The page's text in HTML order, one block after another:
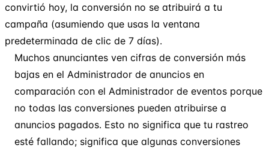
convirtió hoy, la conversión no se atribuirá a tu
campaña (asumiendo que usas la ventana
predeterminada de clic de 7 días).
Muchos anunciantes ven cifras de conversión más
bajas en el Administrador de anuncios en
comparación con el Administrador de eventos porque
no todas las conversiones pueden atribuirse a
anuncios pagados. Esto no significa que tu rastreo
esté fallando; significa que algunas conversiones